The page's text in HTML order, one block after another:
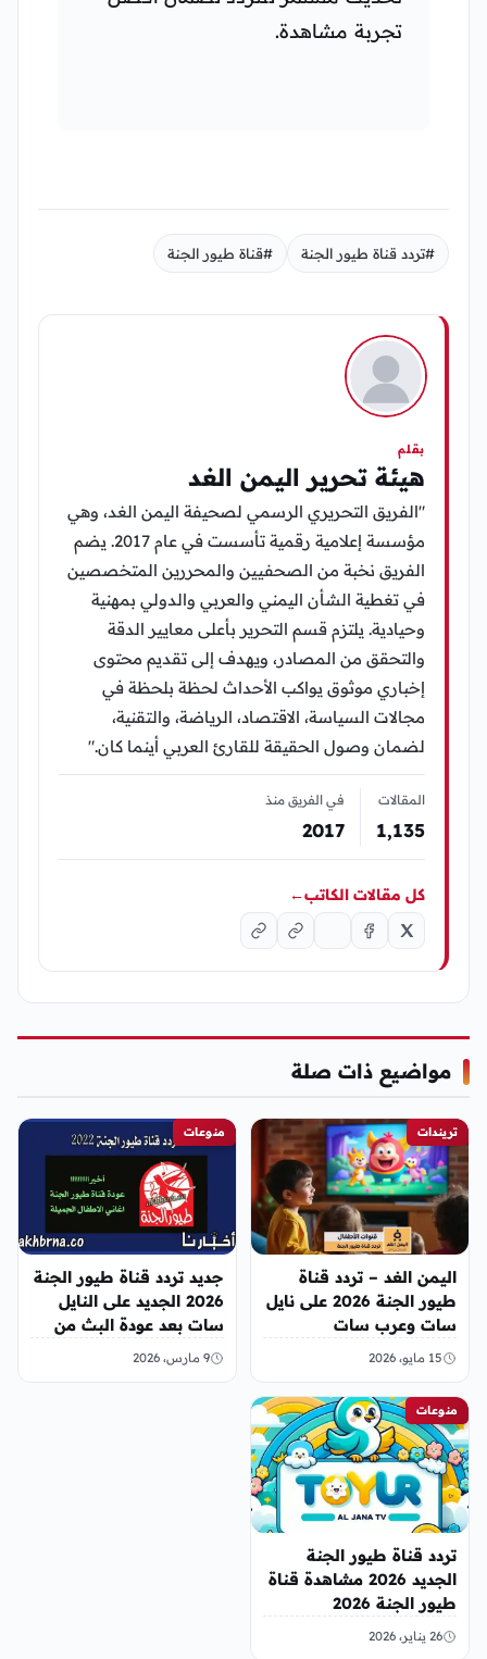
تجربة مشاهدة.
#تردد قناة طيور الجنة #قناة طيور الجنة
بقلم
هيئة تحرير اليمن الغد
"الفريق التحريري الرسمي لصحيفة اليمن الغد، وهي
مؤسسة إعلامية رقمية تأسست في عام 2017. يضم
الفريق نخبة من الصحفيين والمحررين المتخصصين
في تغطية الشأن اليمني والعربي والدولي بمهنية
وحيادية. يلتزم قسم التحرير بأعلى معايير الدقة
والتحقق من المصادر، ويهدف إلى تقديم محتوى
إخباري موثوق يواكب الأحداث لحظة بلحظة في
مجالات السياسة، الاقتصاد، الرياضة، والتقنية،
لضمان وصول الحقيقة للقارئ العربي أينما كان."
المقالات
1٬135
في الفريق منذ
2017
كل مقالات الكاتب←
مواضيع ذات صلة
تريندات
اليمن الغد – تردد قناة
طيور الجنة 2026 على نايل
سات وعرب سات
15 مايو، 2026
منوعات
جديد تردد قناة طيور الجنة
2026 الجديد على النايل
سات بعد عودة البث من
جديد
9 مارس، 2026
منوعات
تردد قناة طيور الجنة
الجديد 2026 مشاهدة قناة
طيور الجنة 2026
26 يناير، 2026